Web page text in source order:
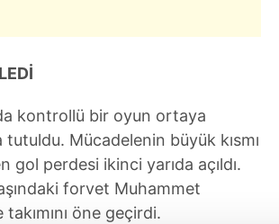
kontrollü bir oyun ortaya
Mücadelenin büyük kısmı
perdesi ikinci yarıda açıldı.
forvet Muhammet
öne geçirdi.